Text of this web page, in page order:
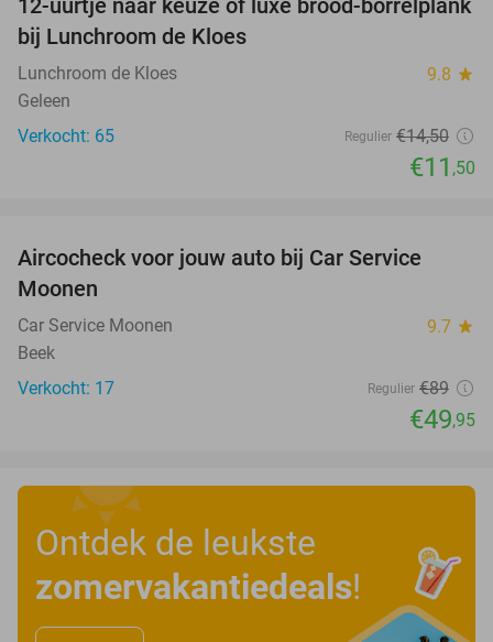
21%
12-uurtje naar keuze of luxe brood-borrelplank
bij Lunchroom de Kloes
Lunchroom de Kloes 9.8 star
Geleen
Verkocht: 65
Regulier €14,50
€11 ,50
Aircocheck voor jouw auto bij Car Service
Moonen
Car Service Moonen 9.7 star
Beek
Verkocht: 17
Regulier €89
€49,95
Ontdek de leukste
zomervakantiedeals!